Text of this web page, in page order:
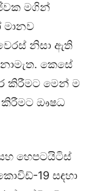
මගින්
මානව
නිසා ඇති
කෙසේ
කිරීමට මෙන් ම
කිරීමට ඖෂධ
හෙපටයිටිස්
19 සඳහා